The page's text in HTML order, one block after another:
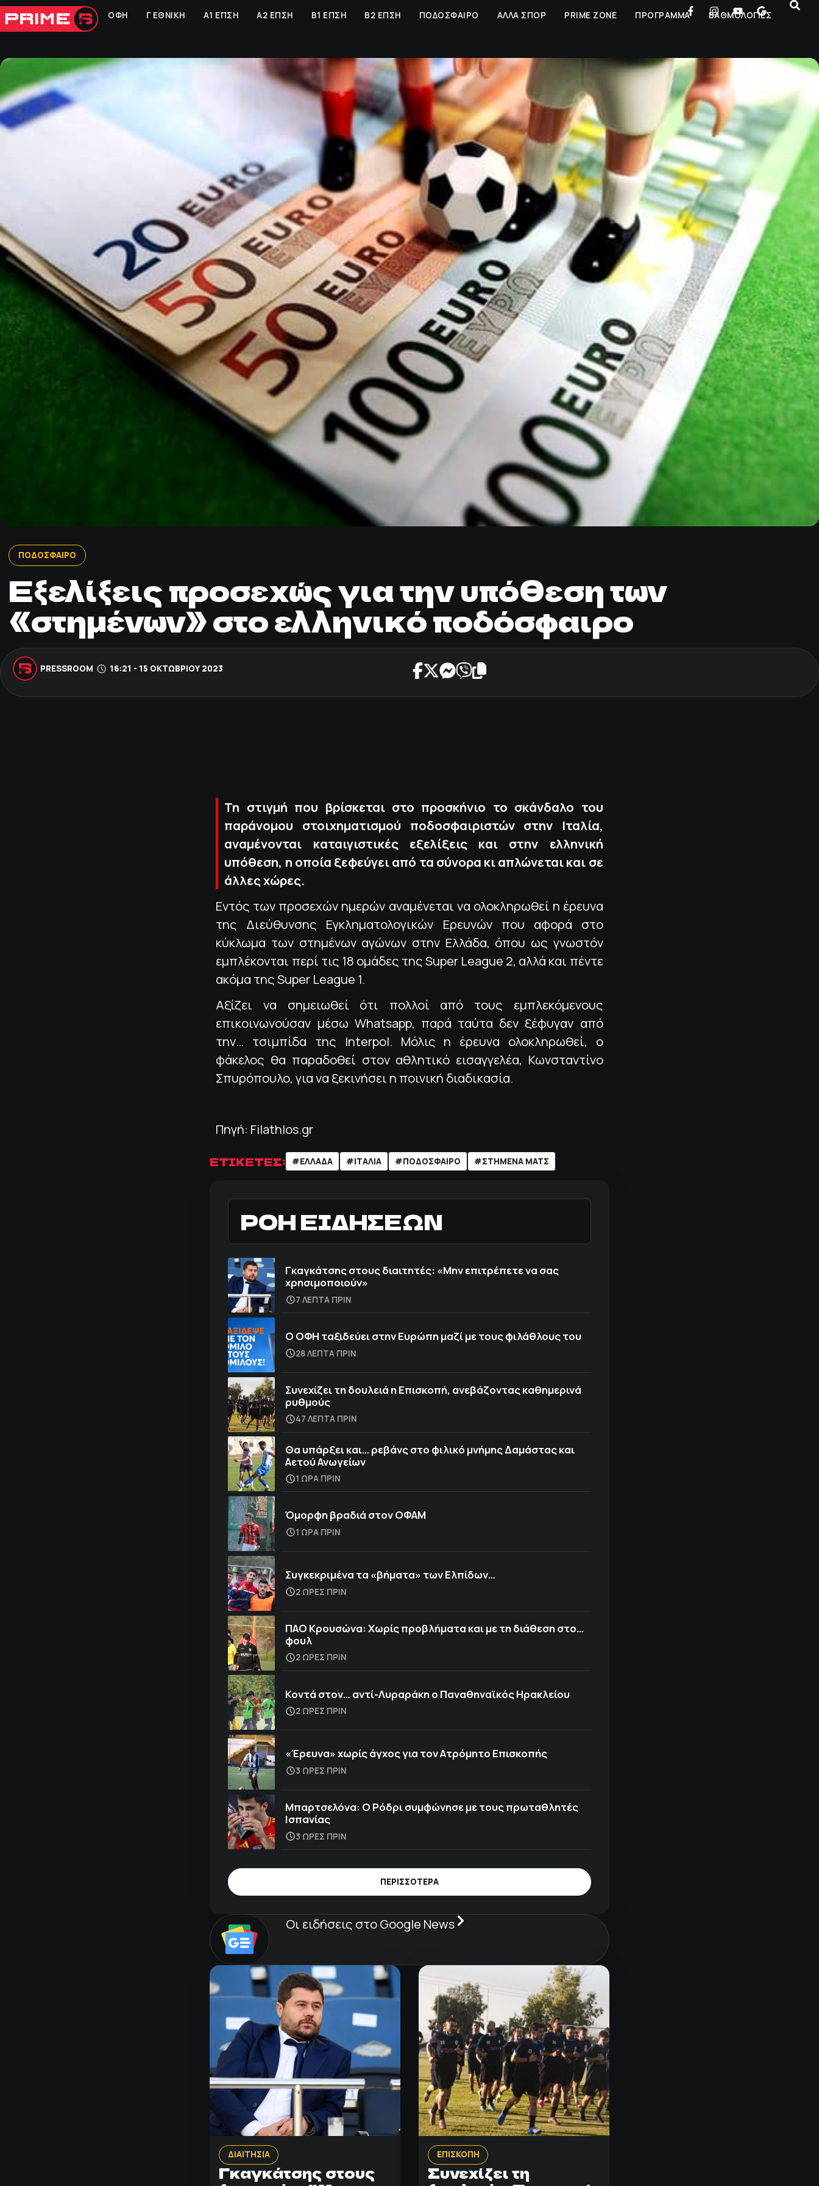
ΟΦΗ Γ ΕΘΝΙΚΗ Α1 ΕΠΣΗ Α2 ΕΠΣΗ Β1 ΕΠΣΗ Β2 ΕΠΣΗ ΠΟΔΟΣΦΑΙΡΟ ΑΛΛΑ ΣΠΟΡ PRIME ZONE ΠΡΟΓΡΑΜΜΑ ΒΑΘΜΟΛΟΓΙΕΣ
ΠΟΔΟΣΦΑΙΡΟ
Εξελίξεις προσεχώς για την υπόθεση των
«στημένων» στο ελληνικό ποδόσφαιρο
PRESSROOM 16:21 - 15 ΟΚΤΩΒΡΊΟΥ 2023
Τη στιγμή που βρίσκεται στο προσκήνιο το σκάνδαλο του
παράνομου στοιχηματισμού ποδοσφαιριστών στην Ιταλία,
αναμένονται καταιγιστικές εξελίξεις και στην ελληνική
υπόθεση, η οποία ξεφεύγει από τα σύνορα κι απλώνεται και σε
άλλες χώρες.
Εντός των προσεχών ημερών αναμένεται να ολοκληρωθεί η έρευνα
της Διεύθυνσης Εγκληματολογικών Ερευνών που αφορά στο
κύκλωμα των στημένων αγώνων στην Ελλάδα, όπου ως γνωστόν
εμπλέκονται περί τις 18 ομάδες της Super League 2, αλλά και πέντε
ακόμα της Super League 1.
Αξίζει να σημειωθεί ότι πολλοί από τους εμπλεκόμενους
επικοινωνούσαν μέσω Whatsapp, παρά ταύτα δεν ξέφυγαν από
την… τσιμπίδα της Interpol. Μόλις η έρευνα ολοκληρωθεί, ο
φάκελος θα παραδοθεί στον αθλητικό εισαγγελέα, Κωνσταντίνο
Σπυρόπουλο, για να ξεκινήσει η ποινική διαδικασία.
Πηγή: Filathlos.gr
ΕΤΙΚΕΤΕΣ: #ΕΛΛΑΔΑ #ΙΤΑΛΙΑ #ΠΟΔΌΣΦΑΙΡΟ #ΣΤΗΜΕΝΑ ΜΑΤΣ
ΡΟΗ ΕΙΔΗΣΕΩΝ
Γκαγκάτσης στους διαιτητές: «Μην επιτρέπετε να σας
χρησιμοποιούν»
7 ΛΕΠΤΑ ΠΡΙΝ
Ο ΟΦΗ ταξιδεύει στην Ευρώπη μαζί με τους φιλάθλους του
28 ΛΕΠΤΑ ΠΡΙΝ
Συνεχίζει τη δουλειά η Επισκοπή, ανεβάζοντας καθημερινά
ρυθμούς
47 ΛΕΠΤΑ ΠΡΙΝ
Θα υπάρξει και… ρεβάνς στο φιλικό μνήμης Δαμάστας και
Αετού Ανωγείων
1 ΩΡΑ ΠΡΙΝ
Όμορφη βραδιά στον ΟΦΑΜ
1 ΩΡΑ ΠΡΙΝ
Συγκεκριμένα τα «βήματα» των Ελπίδων…
2 ΩΡΕΣ ΠΡΙΝ
ΠΑΟ Κρουσώνα: Χωρίς προβλήματα και με τη διάθεση στο…
φουλ
2 ΩΡΕΣ ΠΡΙΝ
Κοντά στον… αντί-Λυραράκη ο Παναθηναϊκός Ηρακλείου
2 ΩΡΕΣ ΠΡΙΝ
«Έρευνα» χωρίς άγχος για τον Ατρόμητο Επισκοπής
3 ΩΡΕΣ ΠΡΙΝ
Μπαρτσελόνα: Ο Ρόδρι συμφώνησε με τους πρωταθλητές
Ισπανίας
3 ΩΡΕΣ ΠΡΙΝ
ΠΕΡΙΣΣΟΤΕΡΑ
Οι ειδήσεις στο Google News
ΔΙΑΙΤΗΣΙΑ
Γκαγκάτσης στους
ΕΠΙΣΚΟΠΗ
Συνεχίζει τη